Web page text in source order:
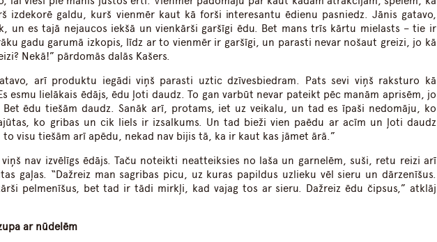
izdekorē galdu, kurš vienmēr kaut kā forši interesantu ēdienu pasniedz. Jānis gatavo,
un es tajā nejaucos iekšā un vienkārši garšīgi ēdu. Bet mans trīs kārtu mielasts – tie ir
gadu garumā izkopis, līdz ar to vienmēr ir garšīgi, un parasti nevar nošaut greizi, jo kā
Nekā!” pārdomās dalās Kašers.
arī produktu iegādi viņš parasti uztic dzīvesbiedram. Pats sevi viņš raksturo kā
esmu lielākais ēdājs, ēdu ļoti daudz. To gan varbūt nevar pateikt pēc manām aprisēm, jo
Bet ēdu tiešām daudz. Sanāk arī, protams, iet uz veikalu, un tad es īpaši nedomāju, ko
ko gribas un cik liels ir izsalkums. Un tad bieži vien paēdu ar acīm un ļoti daudz
to visu tiešām arī apēdu, nekad nav bijis tā, ka ir kaut kas jāmet ārā.”
viņš nav izvēlīgs ēdājs. Taču noteikti neatteiksies no laša un garnelēm, suši, retu reizi arī
gaļas. “Dažreiz man sagribas picu, uz kuras papildus uzlieku vēl sieru un dārzenīšus.
pelmenīšus, bet tad ir tādi mirkļi, kad vajag tos ar sieru. Dažreiz ēdu čipsus,” atklāj
ar nūdelēm